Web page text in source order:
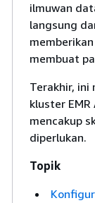
ilmuwan
langsung
membuat
Terakhir, ini
kluster
mencakup
diperlukan.
Topik